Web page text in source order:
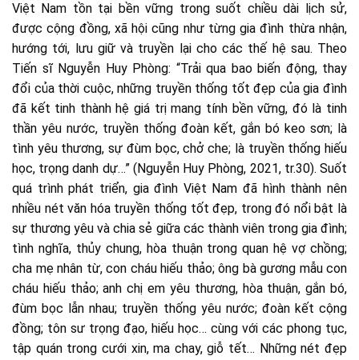
Việt Nam tồn tại bền vững trong suốt chiều dài lịch sử,
được cộng đồng, xã hội cũng như từng gia đình thừa nhận,
hướng tới, lưu giữ và truyền lại cho các thế hệ sau. Theo
Tiến sĩ Nguyễn Huy Phòng: “Trải qua bao biến động, thay
đổi của thời cuộc, những truyền thống tốt đẹp của gia đình
đã kết tinh thành hệ giá trị mang tính bền vững, đó là tinh
thần yêu nước, truyền thống đoàn kết, gắn bó keo sơn; là
tình yêu thương, sự đùm bọc, chở che; là truyền thống hiếu
học, trọng danh dự…” (Nguyễn Huy Phòng, 2021, tr.30). Suốt
quá trình phát triển, gia đình Việt Nam đã hình thành nên
nhiều nét văn hóa truyền thống tốt đẹp, trong đó nổi bật là
sự thương yêu và chia sẻ giữa các thành viên trong gia đình;
tình nghĩa, thủy chung, hòa thuận trong quan hệ vợ chồng;
cha mẹ nhân từ, con cháu hiếu thảo; ông bà gương mẫu con
cháu hiếu thảo; anh chị em yêu thương, hòa thuận, gắn bó,
đùm bọc lẫn nhau; truyền thống yêu nước; đoàn kết cộng
đồng; tôn sư trọng đạo, hiếu học… cùng với các phong tục,
tập quán trong cưới xin, ma chay, giỗ tết… Những nét đẹp